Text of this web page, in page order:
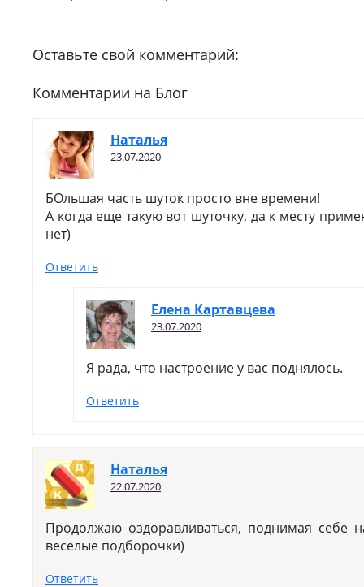
Оставьте свой комментарий:
Комментарии на Блог
Наталья
23.07.2020
БОльшая часть шуток просто вне времени!
А когда еще такую вот шуточку, да к месту
нет)
Ответить
Елена Картавцева
23.07.2020
Я рада, что настроение у вас поднялось.
Ответить
Наталья
22.07.2020
Продолжаю оздоравливаться, поднимая себе
веселые подборочки)
Ответить